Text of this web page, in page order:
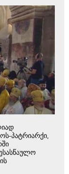
პატრიარქი,